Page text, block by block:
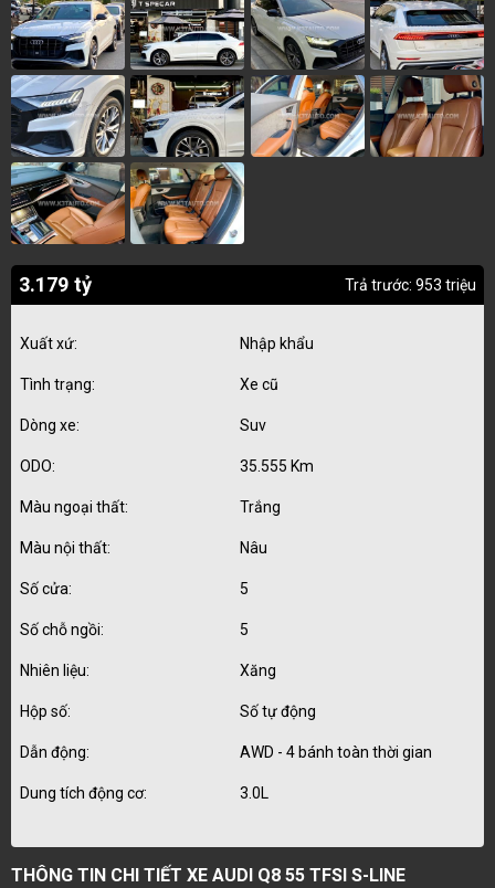
3.179 tỷ Trả trước: 953 triệu
Xuất xứ: Nhập khẩu
Tình trạng: Xe cũ
Dòng xe: Suv
ODO: 35.555 Km
Màu ngoại thất: Trắng
Màu nội thất: Nâu
Số cửa: 5
Số chỗ ngồi: 5
Nhiên liệu: Xăng
Hộp số: Số tự động
Dẫn động: AWD - 4 bánh toàn thời gian
Dung tích động cơ: 3.0L
THÔNG TIN CHI TIẾT XE AUDI Q8 55 TFSI S-LINE